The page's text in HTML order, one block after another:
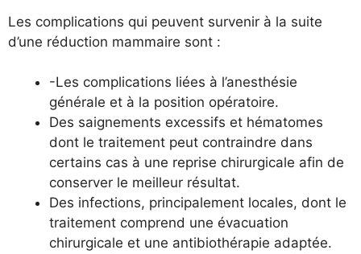
Les complications qui peuvent survenir à la suite
d’une réduction mammaire sont :
-Les complications liées à l’anesthésie
générale et à la position opératoire.
Des saignements excessifs et hématomes
dont le traitement peut contraindre dans
certains cas à une reprise chirurgicale afin de
conserver le meilleur résultat.
Des infections, principalement locales, dont le
traitement comprend une évacuation
chirurgicale et une antibiothérapie adaptée.